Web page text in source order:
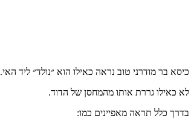
כיסא בר מודרני טוב נראה כאילו הוא ״נולד״ ליד האי.
לא כאילו גררת אותו מהמחסן של הדוד.
בדרך כלל תראה מאפיינים כמו: